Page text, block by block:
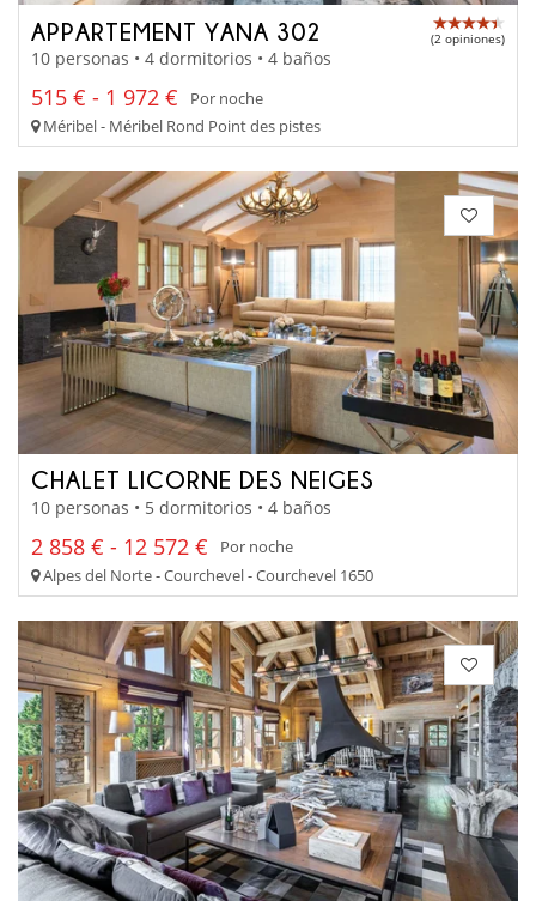
APPARTEMENT YANA 302 (2 opiniones)
10 personas • 4 dormitorios • 4 baños
515 € - 1 972 €
Por noche
Méribel - Méribel Rond Point des pistes
CHALET LICORNE DES NEIGES
10 personas • 5 dormitorios • 4 baños
2 858 € - 12 572 €
Por noche
Alpes del Norte - Courchevel - Courchevel 1650